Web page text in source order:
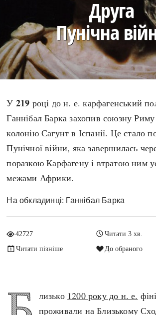
СЬОГОДНІ
ПРАВИЛА ЖИТТЯ
ВИ (НЕ) ЗНАЛИ
НОТА БЕНЕ
МОЯ
Архітектура і будівництво
Битви і війни
Культура і мистецтво
Людина і суспільство
Козацька
ЗНО
Друга
Пунічна
У 219 році до н. е. карфагенський
Ганнібал Барка захопив союзну
колонію Сагунт в Іспанії. Це стало
Пунічної війни, яка завершилась
поразкою Карфагену і втратою ним
межами Африки.
На обкладинці: Ганнібал Барка
42727
Читати 3 хв.
Читати пізніше
До обраного
лизько 1200 року до н. е.
проживали на Близькому